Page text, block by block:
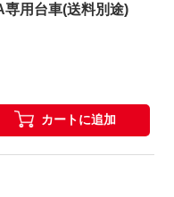
専用台車(送料別途)
カートに追加